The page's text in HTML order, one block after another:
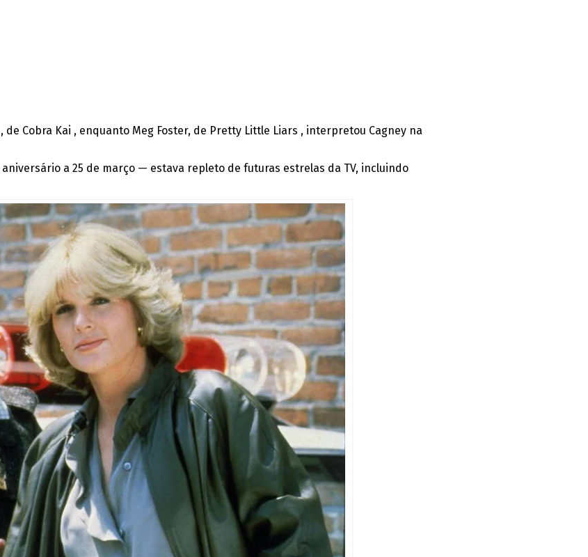
Cobra Kai , enquanto Meg Foster, de Pretty Little Liars , interpretou Cagney na
a 25 de março — estava repleto de futuras estrelas da TV, incluindo